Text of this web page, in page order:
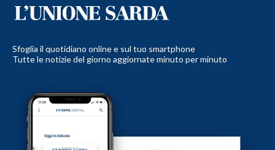
Sfoglia il quotidiano online e sul tuo smartphone
Tutte le notizie del giorno aggiornate minuto per minuto